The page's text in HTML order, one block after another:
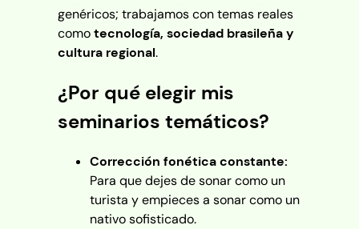
genéricos; trabajamos con temas reales
comotecnología, sociedad brasileña y
cultura regional.
¿Por qué elegir mis
seminarios temáticos?
Corrección fonética constante:
Para que dejes de sonar como un
turista y empieces a sonar como un
nativo sofisticado.